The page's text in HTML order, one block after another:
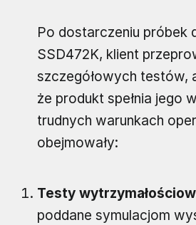
Po dostarczeniu próbek
SSD472K, klient
szczegółowych testów,
że produkt spełnia jego
trudnych warunkach
obejmowały:
Testy
poddane symulacjom